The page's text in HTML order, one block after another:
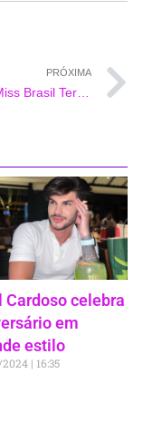
PRÓXIMA
Josiane Viana do Amapá é a Nova Miss Brasil Terra 2024: Um título marcado pela sustentabilidade
Cardoso celebra
em
estilo
16:35